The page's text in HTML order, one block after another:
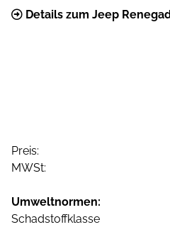
Details zum Jeep
Preis:
MWSt:
Umweltnormen:
Schadstoffklasse